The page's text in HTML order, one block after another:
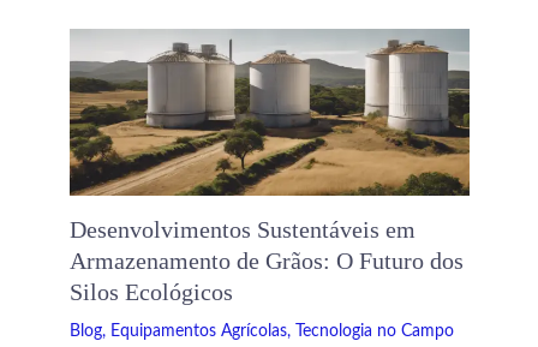
Desenvolvimentos Sustentáveis ​​em
Armazenamento de Grãos: O Futuro dos
Silos Ecológicos
Blog, Equipamentos Agrícolas, Tecnologia no Campo